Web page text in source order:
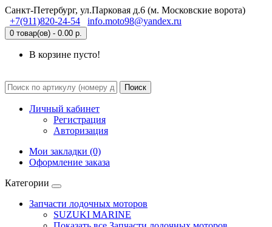
Санкт-Петербург, ул.Парковая д.6 (м. Московские ворота)
+7(911)820-24-54
info.moto98@yandex.ru
0 товар(ов) - 0.00 р.
В корзине пусто!
Поиск
Личный кабинет
Регистрация
Авторизация
Мои закладки (0)
Оформление заказа
Категории
Запчасти лодочных моторов
SUZUKI MARINE